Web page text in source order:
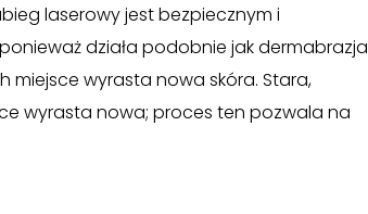
laserowy jest bezpiecznym i
działa podobnie jak dermabrazja
miejsce wyrasta nowa skóra. Stara,
wyrasta nowa; proces ten pozwala na